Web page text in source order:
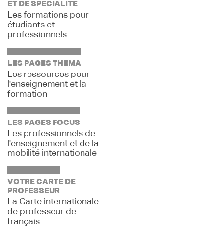
ET DE SPÉCIALITÉ
Les formations pour
étudiants et
professionnels
LES PAGES THEMA
Les ressources pour
l'enseignement et la
formation
LES PAGES FOCUS
Les professionnels de
l'enseignement et de la
mobilité internationale
VOTRE CARTE DE
PROFESSEUR
La Carte internationale
de professeur de
français